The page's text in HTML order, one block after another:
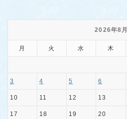
2026年8月
月 火 水 木
3 4 5 6
10 11 12 13
17 18 19 20